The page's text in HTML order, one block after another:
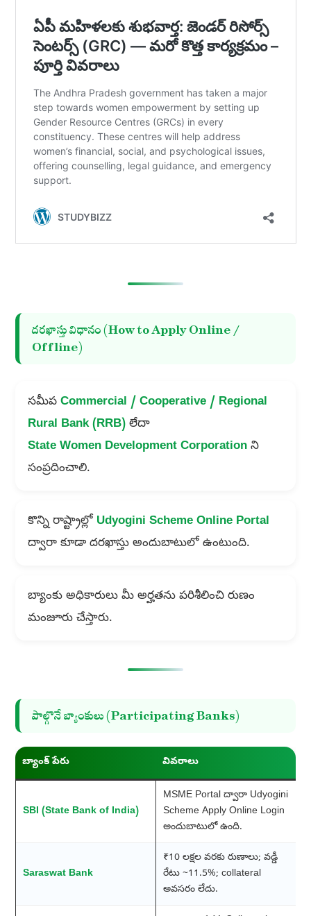
దరఖాస్తు విధానం (How to Apply Online /
Offline)
సమీప Commercial / Cooperative / Regional
Rural Bank (RRB)లేదా
State Women Development Corporationని
సంప్రదించాలి.
కొన్ని రాష్ట్రాల్లో Udyogini Scheme Online Portal
ద్వారా కూడా దరఖాస్తు అందుబాటులో ఉంటుంది.
బ్యాంకు అధికారులు మీ అర్హతను పరిశీలించి రుణం
మంజూరు చేస్తారు.
పాల్గొనే బ్యాంకులు (Participating Banks)
బ్యాంక్ పేరు వివరాలు
SBI (State Bank of India)
MSME Portal ద్వారా Udyogini
Scheme Apply Online Login
అందుబాటులో ఉంది.
Saraswat Bank
₹10 లక్షల వరకు రుణాలు; వడ్డీ
రేటు ~11.5%; collateral
అవసరం లేదు.